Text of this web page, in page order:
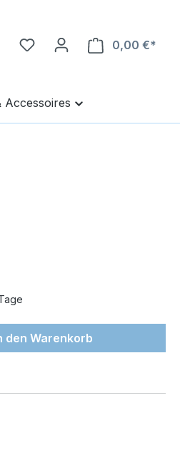
0,00 €*
Accessoires
Wert
den Warenkorb